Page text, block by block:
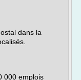
dans la
000 emplois